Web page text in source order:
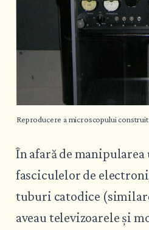
Reproducere a microscopului construit
În afară de manipularea
fasciculelor de
tuburi catodice
aveau televizoarele și